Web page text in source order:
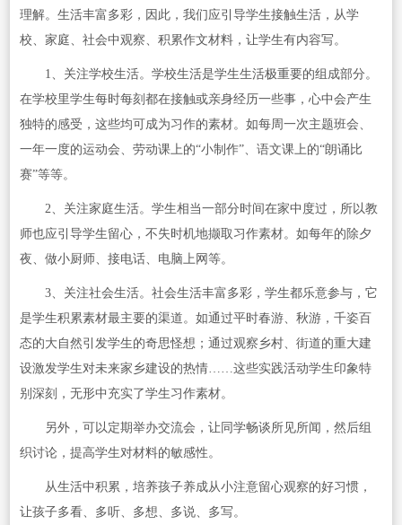
理解。生活丰富多彩，因此，我们应引导学生接触生活，从学
校、家庭、社会中观察、积累作文材料，让学生有内容写。
1、关注学校生活。学校生活是学生生活极重要的组成部分。
在学校里学生每时每刻都在接触或亲身经历一些事，心中会产生
独特的感受，这些均可成为习作的素材。如每周一次主题班会、
一年一度的运动会、劳动课上的“小制作”、语文课上的“朗诵比
赛”等等。
2、关注家庭生活。学生相当一部分时间在家中度过，所以教
师也应引导学生留心，不失时机地撷取习作素材。如每年的除夕
夜、做小厨师、接电话、电脑上网等。
3、关注社会生活。社会生活丰富多彩，学生都乐意参与，它
是学生积累素材最主要的渠道。如通过平时春游、秋游，千姿百
态的大自然引发学生的奇思怪想；通过观察乡村、街道的重大建
设激发学生对未来家乡建设的热情……这些实践活动学生印象特
别深刻，无形中充实了学生习作素材。
另外，可以定期举办交流会，让同学畅谈所见所闻，然后组
织讨论，提高学生对材料的敏感性。
从生活中积累，培养孩子养成从小注意留心观察的好习惯，
让孩子多看、多听、多想、多说、多写。